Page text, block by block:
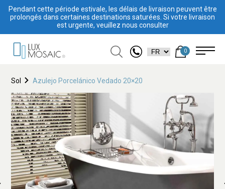
Pendant cette période estivale, les délais de livraison peuvent être
prolongés dans certaines destinations saturées. Si votre livraison
est urgente, veuillez nous consulter
0
Sol Azulejo Porcelánico Vedado 20×20